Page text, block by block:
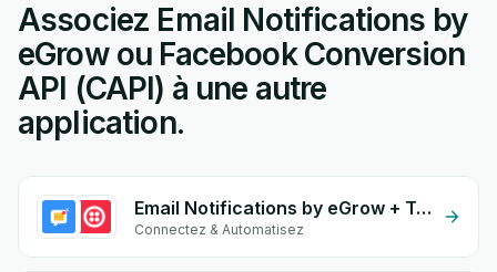
Associez Email Notifications by
eGrow ou Facebook Conversion
API (CAPI) à une autre
application.
Email Notifications by eGrow + Twilio
Connectez & Automatisez